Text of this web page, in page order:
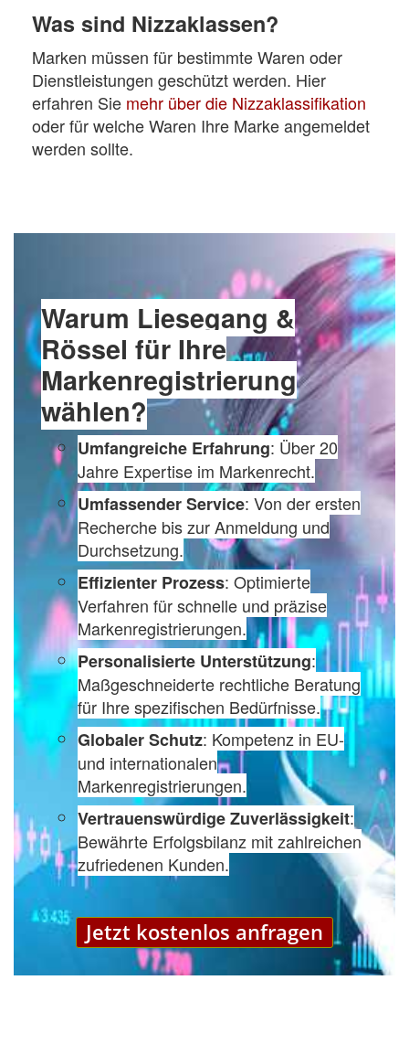
Was sind Nizzaklassen?
Marken müssen für bestimmte Waren oder
Dienstleistungen geschützt werden. Hier
erfahren Sie mehr über die Nizzaklassifikation
oder für welche Waren Ihre Marke angemeldet
werden sollte.
Warum Liesegang &
Rössel für Ihre
Markenregistrierung
wählen?
Umfangreiche Erfahrung: Über 20
Jahre Expertise im Markenrecht.
Umfassender Service: Von der ersten
Recherche bis zur Anmeldung und
Durchsetzung.
Effizienter Prozess: Optimierte
Verfahren für schnelle und präzise
Markenregistrierungen.
Personalisierte Unterstützung:
Maßgeschneiderte rechtliche Beratung
für Ihre spezifischen Bedürfnisse.
Globaler Schutz: Kompetenz in EU-
und internationalen
Markenregistrierungen.
Vertrauenswürdige Zuverlässigkeit:
Bewährte Erfolgsbilanz mit zahlreichen
zufriedenen Kunden.
Jetzt kostenlos anfragen